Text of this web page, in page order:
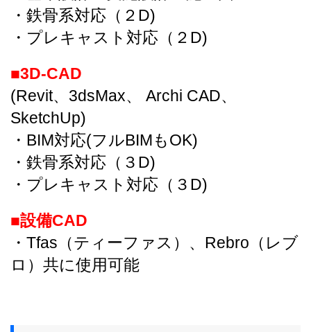
・鉄骨系対応（２D)
・プレキャスト対応（２D)
■3D-CAD
(Revit、3dsMax、 Archi CAD、
SketchUp)
・BIM対応(フルBIMもOK)
・鉄骨系対応（３D)
・プレキャスト対応（３D)
■設備CAD
・Tfas（ティーファス）、Rebro（レブ
ロ）共に使用可能